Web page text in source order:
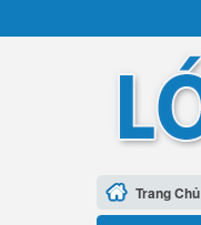
Trang Chủ